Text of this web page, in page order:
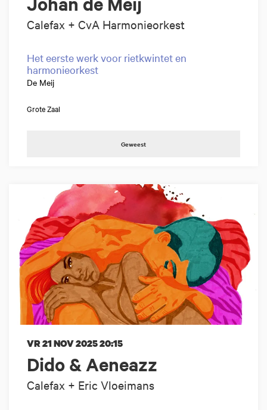
Calefax + CvA Harmonieorkest
Het eerste werk voor rietkwintet en
harmonieorkest
De Meij
Grote Zaal
Geweest
Dido & Aeneazz
Calefax + Eric Vloeimans
VR 21 NOV 202520:15